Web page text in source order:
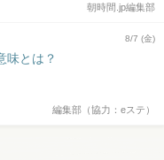
朝時間.jp編集部
8/7 (金)
味とは？
編集部（協力：eステ）